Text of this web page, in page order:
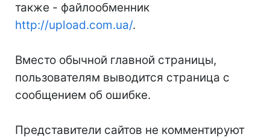
также - файлообменник
http://upload.com.ua/.
Вместо обычной главной страницы,
пользователям выводится страница с
сообщением об ошибке.
Представители сайтов не комментируют